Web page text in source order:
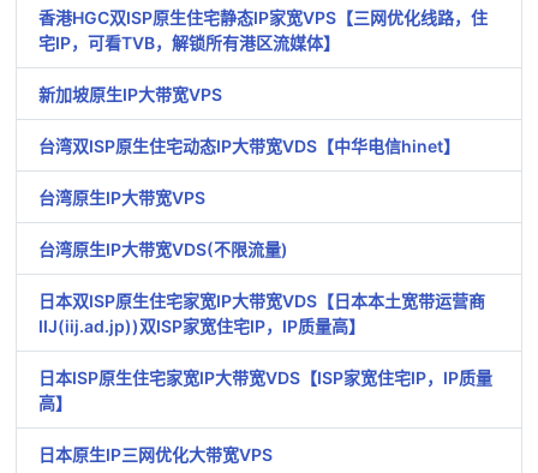
香港HGC双ISP原生住宅静态IP家宽VPS【三网优化线路，住
宅IP，可看TVB，解锁所有港区流媒体】
新加坡原生IP大带宽VPS
台湾双ISP原生住宅动态IP大带宽VDS【中华电信hinet】
台湾原生IP大带宽VPS
台湾原生IP大带宽VDS(不限流量)
日本双ISP原生住宅家宽IP大带宽VDS【日本本土宽带运营商
IIJ(iij.ad.jp))双ISP家宽住宅IP，IP质量高】
日本ISP原生住宅家宽IP大带宽VDS【ISP家宽住宅IP，IP质量
高】
日本原生IP三网优化大带宽VPS